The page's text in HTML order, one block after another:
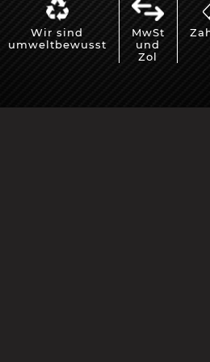
Wir sind
umweltbewusst
MwSt
und
Zol